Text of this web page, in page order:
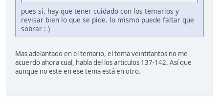
pues si, hay que tener cuidado con los temarios y
revisar bien lo que se pide. lo mismo puede faltar que
sobrar :-)
Mas adelantado en el temario, el tema veintitantos no me
acuerdo ahora cual, habla del los articulos 137-142. Así que
aunque no este en ese tema está en otro.